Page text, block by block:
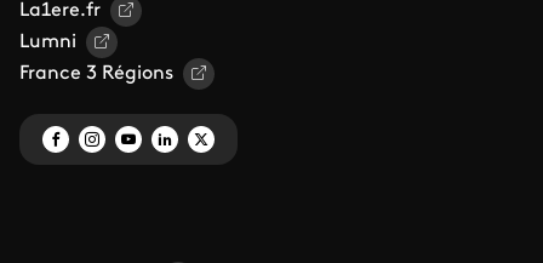
La1ere.fr
Lumni
France 3 Régions